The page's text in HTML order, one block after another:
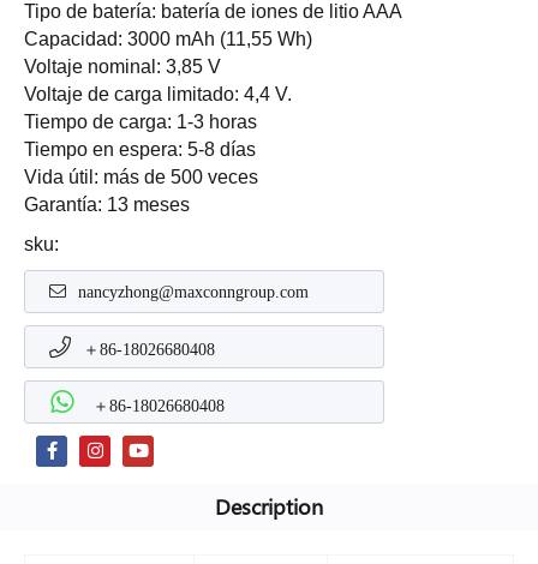
Tipo de batería: batería de iones de litio AAA
Capacidad: 3000 mAh (11,55 Wh)
Voltaje nominal: 3,85 V
Voltaje de carga limitado: 4,4 V.
Tiempo de carga: 1-3 horas
Tiempo en espera: 5-8 días
Vida útil: más de 500 veces
Garantía: 13 meses
sku:
nancyzhong@maxconngroup.com
＋86-18026680408
＋86-18026680408
Description